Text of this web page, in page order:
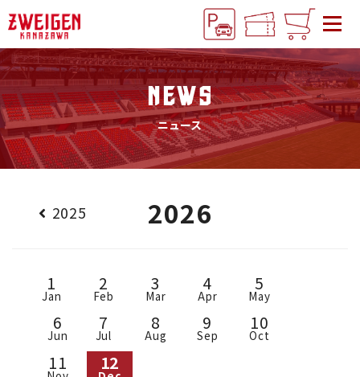
NEWS
ニュース
2025 2026
1
Jan
2
Feb
3
Mar
4
Apr
5
May
6
Jun
7
Jul
8
Aug
9
Sep
10
Oct
11 12